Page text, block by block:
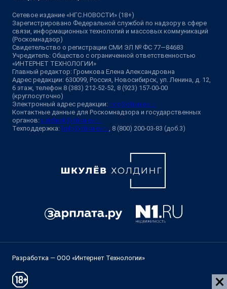
Сетевое издание «НГС.НОВОСТИ» (18+)
Зарегистрировано Федеральной службой по надзору в сфере
связи, информационных технологий и массовых коммуникаций
(Роскомнадзор)
Свидетельство о регистрации СМИ ЭЛ № ФС 77—84683
Учредитель: Общество с ограниченной ответственностью
«ИНТЕРНЕТ ТЕХНОЛОГИИ»
Главный редактор: Громкова Елена Александровна
Адрес редакции: 630099, Россия, Новосибирск, ул. Ленина, д. 12,
6 этаж, телефон 8 (383) 212-52-52, 8 (923) 157-00-00
(круглосуточно)
Электронный адрес редакции: ngs@shkulev.ru
Контактные данные для Роскомнадзора и государственных
органов: juristnsk@shkulev.ru
Техподдержка: help@shkulev.ru, 8 (800) 200-03-83 (доб.3)
Разработка — ООО «Интернет Технологии»